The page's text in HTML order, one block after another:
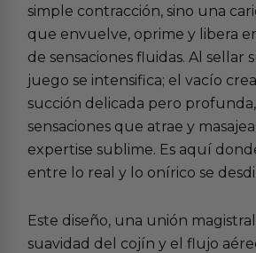
simple contracción, sino una
que envuelve, oprime y libera
de sensaciones fluidas. Al sellar
juego se intensifica; el vacío
succión delicada pero
sensaciones que atrae y
expertise sublime. Es aquí
entre lo real y lo onírico se
Este diseño, una unión
suavidad del cojín y el flujo